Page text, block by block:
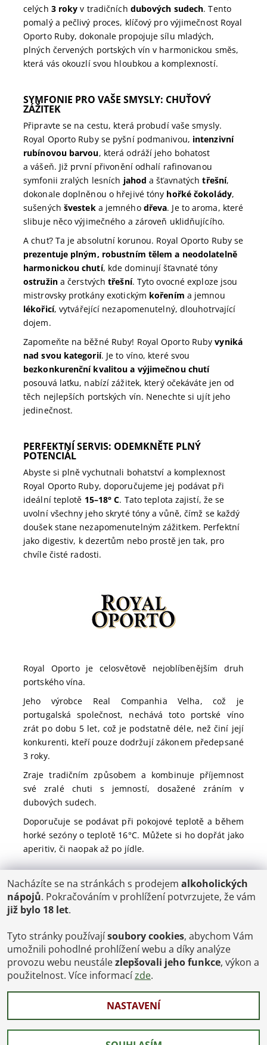
celých 3 roky v tradičních dubových sudech. Tento
pomalý a pečlivý proces, klíčový pro výjimečnost Royal
Oporto Ruby, dokonale propojuje sílu mladých,
plných červených portských vín v harmonickou směs,
která vás okouzlí svou hloubkou a komplexností.
SYMFONIE PRO VAŠE SMYSLY: CHUŤOVÝ
ZÁŽITEK
Připravte se na cestu, která probudí vaše smysly.
Royal Oporto Ruby se pyšní podmanivou, intenzivní
rubínovou barvou, která odráží jeho bohatost
a vášeň. Již první přivonění odhalí rafinovanou
symfonii zralých lesních jahod a šťavnatýchtřešní,
dokonale doplněnou o hřejivé tóny hořké čokolády,
sušených švesteka jemného dřeva. Je to aroma, které
slibuje něco výjimečného a zároveň uklidňujícího.
A chuť? Ta je absolutní korunou. Royal Oporto Ruby se
prezentuje plným, robustním tělem a neodolatelně
harmonickou chutí, kde dominují šťavnaté tóny
ostružina čerstvýchtřešní. Tyto ovocné exploze jsou
mistrovsky protkány exotickým kořením a jemnou
lékořicí, vytvářející nezapomenutelný, dlouhotrvající
dojem.
Zapomeňte na běžné Ruby! Royal Oporto Rubyvyniká
nad svou kategorií. Je to víno, které svou
bezkonkurenční kvalitou a výjimečnou chutí
posouvá laťku, nabízí zážitek, který očekáváte jen od
těch nejlepších portských vín. Nenechte si ujít jeho
jedinečnost.
PERFEKTNÍ SERVIS: ODEMKNĚTE PLNÝ
POTENCIÁL
Abyste si plně vychutnali bohatství a komplexnost
Royal Oporto Ruby, doporučujeme jej podávat při
ideální teplotě 15–18° C. Tato teplota zajistí, že se
uvolní všechny jeho skryté tóny a vůně, čímž se každý
doušek stane nezapomenutelným zážitkem. Perfektní
jako digestiv, k dezertům nebo prostě jen tak, pro
chvíle čisté radosti.
Royal Oporto je celosvětově nejoblíbenějším druh
portského vína.
Jeho výrobce Real Companhia Velha, což je
portugalská společnost, nechává toto portské víno
zrát po dobu 5 let, což je podstatně déle, než činí její
konkurenti, kteří pouze dodržují zákonem předepsané
3 roky.
Zraje tradičním způsobem a kombinuje příjemnost
své zralé chuti s jemností, dosažené zráním v
dubových sudech.
Doporučuje se podávat při pokojové teplotě a během
horké sezóny o teplotě 16°C. Můžete si ho dopřát jako
aperitiv, či naopak až po jídle.
POŠTOVNÉ
ČR: od 95,-
SK: 350,-
€ = 24,00 CZK
Dopravy a Platby
Jsme internetový obchod, osobní odběr není možný.
2026 © Vinoteka-Praha.cz, všechna práva vyhrazena
Vytvořil Shoptet
Nacházíte se na stránkách s prodejem alkoholických
nápojů. Pokračováním v prohlížení potvrzujete, že vám
již bylo 18 let.
Tyto stránky používajísoubory cookies, abychom Vám
umožnili pohodlné prohlížení webu a díky analýze
provozu webu neustálezlepšovali jeho funkce, výkon a
použitelnost. Více informacízde.
NASTAVENÍ